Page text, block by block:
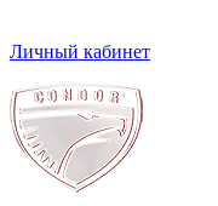
Личный кабинет